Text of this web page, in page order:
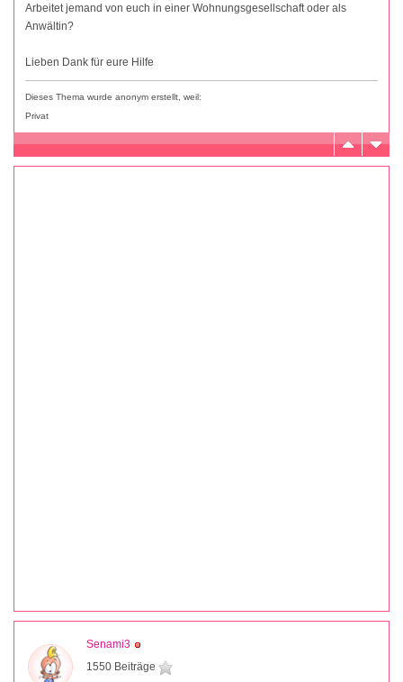
Arbeitet jemand von euch in einer Wohnungsgesellschaft oder als
Anwältin?
Lieben Dank für eure Hilfe
Dieses Thema wurde anonym erstellt, weil:
Privat
Senami3
1550 Beiträge